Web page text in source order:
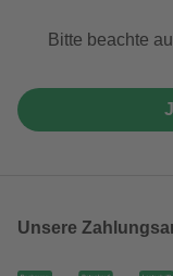
Bitte beachte
Unsere